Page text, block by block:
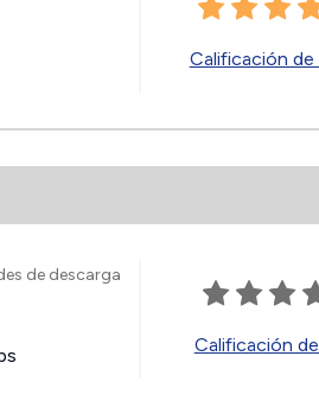
Calificación de
de descarga
Calificación